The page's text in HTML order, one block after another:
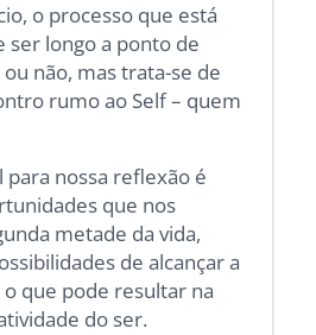
o processo que está
ser longo a ponto de
não, mas trata-se de
rumo ao Self – quem
nossa reflexão é
que nos
metade da vida,
de alcançar a
que pode resultar na
do ser.